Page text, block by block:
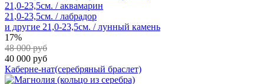
21,0-23,5см. / аквамарин
21,0-23,5см. / лабрадор
и другие 21,0-23,5см. / лунный камень
17%
48 000 руб
40 000 руб
Каберне-нат(серебряный браслет)